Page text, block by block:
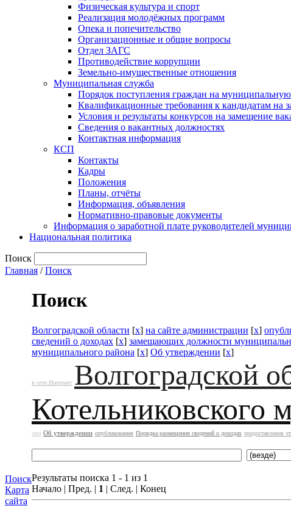
Физическая культура и спорт
Реализация молодёжных программ
Опека и попечительство
Организационные и общие вопросы
Отдел ЗАГС
Противодействие коррупции
Земельно-имущественные отношения
Муниципальная служба
Порядок поступления граждан на
Квалификационные требования к кандидатам на
Условия и результаты конкурсов на замещение
Сведения о вакантных должностях
Контактная информация
КСП
Контакты
Кадры
Положения
Планы, отчёты
Информация, объявления
Нормативно-правовые документы
Информация о заработной плате руководителей
Национальная политика
Поиск
Главная /Поиск
Поиск
Карта
сайта
Поиск
Волгоградской области [x] на сайте администрации [x]
сведений о доходах [x] замещающих должности
муниципального района [x] Об утверждении [x]
в сети Интернет Волгоградской
Котельниковского
лиц Об утверждении опубликования Порядка размещения сведений о доходах предоставления
Результаты поиска 1 - 1 из 1
Начало | Пред. | 1 | След. | Конец